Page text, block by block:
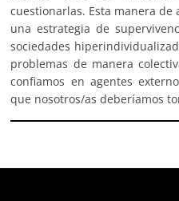
cuestionarlas. Esta manera
una estrategia de
sociedades
problemas de manera
confiamos en agentes
que nosotros/as deberíamos